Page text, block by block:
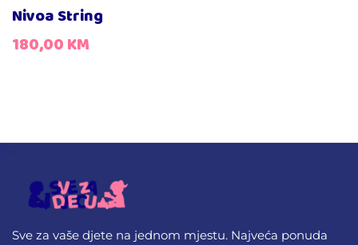
Nivoa String
180,00KM
Sve za vaše djete na jednom mjestu. Najveća ponuda